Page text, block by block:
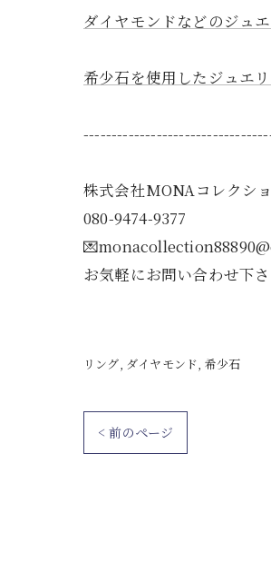
ダイヤモンドなどのジュ
希少石を使用したジュエ
株式会社MONAコレクシ
080-9474-9377
お気軽にお問い合わせ下
リング ダイヤモンド 希少石
< 前のページ